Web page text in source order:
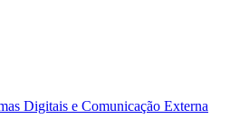
Digitais e Comunicação Externa